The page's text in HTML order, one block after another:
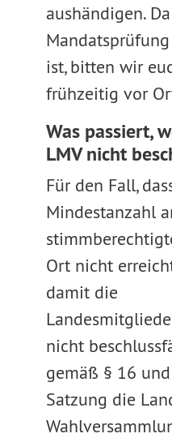
aushändigen.
ist, bitten wir
frühzeitig vor
Was passiert,
LMV nicht
Für den Fall,
Mindestanzahl
Ort nicht
damit die
nicht
gemäß § 16
Satzung die